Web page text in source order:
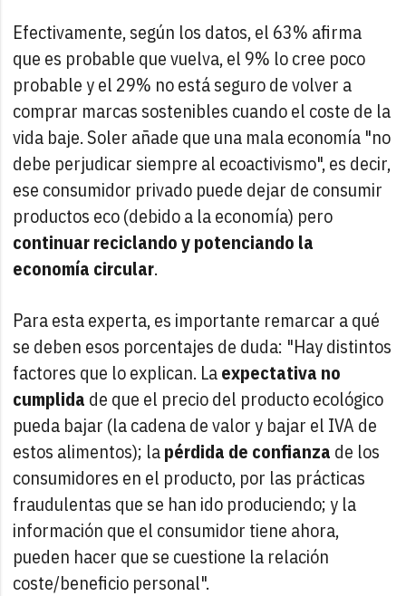
Efectivamente, según los datos, el 63% afirma
que es probable que vuelva, el 9% lo cree poco
probable y el 29% no está seguro de volver a
comprar marcas sostenibles cuando el coste de la
vida baje. Soler añade que una mala economía "no
debe perjudicar siempre al ecoactivismo", es decir,
ese consumidor privado puede dejar de consumir
productos eco (debido a la economía) pero
continuar reciclando y potenciando la
economía circular.
Para esta experta, es importante remarcar a qué
se deben esos porcentajes de duda: "Hay distintos
factores que lo explican. Laexpectativa no
cumplida de que el precio del producto ecológico
pueda bajar (la cadena de valor y bajar el IVA de
estos alimentos); lapérdida de confianza de los
consumidores en el producto, por las prácticas
fraudulentas que se han ido produciendo; y la
información que el consumidor tiene ahora,
pueden hacer que se cuestione la relación
coste/beneficio personal".